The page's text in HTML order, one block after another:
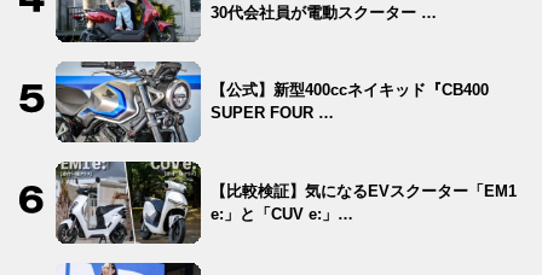
30代会社員が電動スクーター …
【公式】新型400ccネイキッド『CB400
SUPER FOUR …
【比較検証】気になるEVスクーター「EM1
e:」と「CUV e:」…